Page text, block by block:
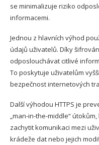
se minimalizuje riziko
informacemi.
Jednou z hlavních výhod
údajů uživatelů. Díky
odposlouchávat citlivé
To poskytuje uživatelům
bezpečnost internetových
Další výhodou HTTPS je
„man-in-the-middle“
zachytit komunikaci mezi
krádeže dat nebo jejich